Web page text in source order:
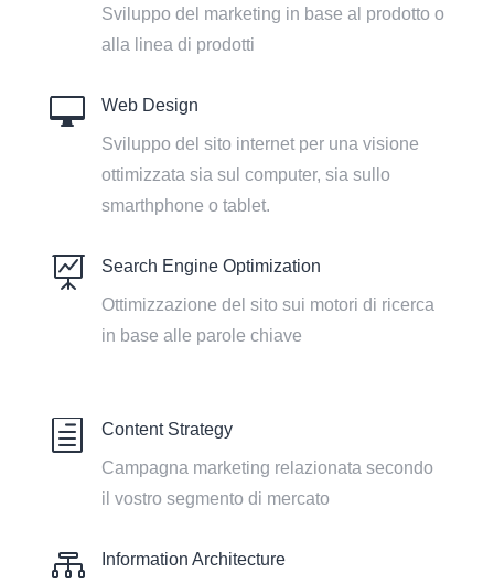
Sviluppo del marketing in base al prodotto o
alla linea di prodotti
 Web Design
Sviluppo del sito internet per una visione
ottimizzata sia sul computer, sia sullo
smarthphone o tablet.
 Search Engine Optimization
Ottimizzazione del sito sui motori di ricerca
in base alle parole chiave
h Content Strategy
Campagna marketing relazionata secondo
il vostro segmento di mercato
 Information Architecture